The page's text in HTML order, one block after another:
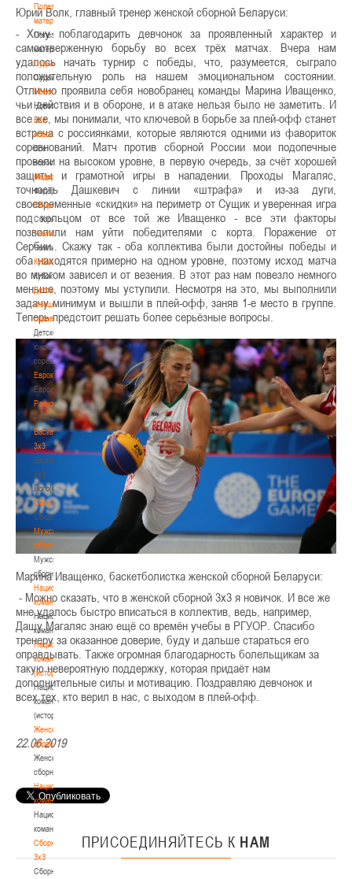
Полезные
материалы
Полезные
материалы
Судьи
Судьи
Новости
Новости
Все
новости
Все
новости
Федерация
Федерация
Сборные
Сборные
Чемпионат
Чемпионат
Кубок
Кубок
Детско-
юношеские
соревнования
Детско-
юношеские
соревнования
Еврокубки
Еврокубки
Разное
Разное
Баскетбол
3х3
Баскетбол
3х3
Лого[modid=121]
Сборные
Сборные
Мужские
сборные
Мужские
сборные
Национальная
команда
Национальная
команда
Национальная
команда
(история)
Национальная
команда
(история)
Женские
сборные
Женские
сборные
Национальная
команда
Национальная
команда
Сборные
3х3
Сборные
Юрий Волк, главный тренер женской сборной Беларуси:
- Хочу поблагодарить девчонок за проявленный характер и
самоотверженную борьбу во всех трёх матчах. Вчера нам
удалось начать турнир с победы, что, разумеется, сыграло
положительную роль на нашем эмоциональном состоянии.
Отлично проявила себя новобранец команды Марина Иващенко,
чьи действия и в обороне, и в атаке нельзя было не заметить. И
все же, мы понимали, что ключевой в борьбе за плей-офф станет
встреча с россиянками, которые являются одними из фавориток
соревнований. Матч против сборной России мои подопечные
провели на высоком уровне, в первую очередь, за счёт хорошей
защиты и грамотной игры в нападении. Проходы Магаляс,
точность Дашкевич с линии «штрафа» и из-за дуги,
своевременные «скидки» на периметр от Сущик и уверенная игра
под кольцом от все той же Иващенко - все эти факторы
позволили нам уйти победителями с корта. Поражение от
Сербии.. Скажу так - оба коллектива были достойны победы и
оба находятся примерно на одном уровне, поэтому исход матча
во многом зависел и от везения. В этот раз нам повезло немного
меньше, поэтому мы уступили. Несмотря на это, мы выполнили
задачу минимум и вышли в плей-офф, заняв 1-е место в группе.
Теперь предстоит решать более серьёзные вопросы.
Марина Иващенко, баскетболистка женской сборной Беларуси:
- Можно сказать, что в женской сборной 3х3 я новичок. И все же
мне удалось быстро вписаться в коллектив, ведь, например,
Дашу Магаляс знаю ещё со времён учебы в РГУОР. Спасибо
тренеру за оказанное доверие, буду и дальше стараться его
оправдывать. Также огромная благодарность болельщикам за
такую невероятную поддержку, которая придаёт нам
дополнительные силы и мотивацию. Поздравляю девчонок и
всех тех, кто верил в нас, с выходом в плей-офф.
22.06.2019
ПРИСОЕДИНЯЙТЕСЬ К НАМ